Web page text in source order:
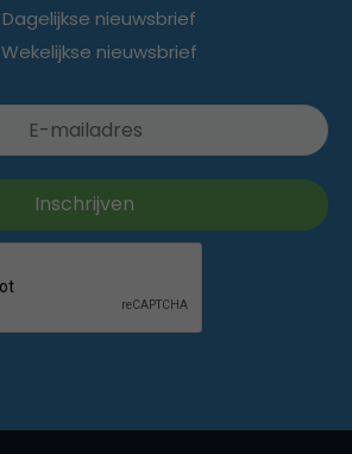
Dagelijkse nieuwsbrief
Wekelijkse nieuwsbrief